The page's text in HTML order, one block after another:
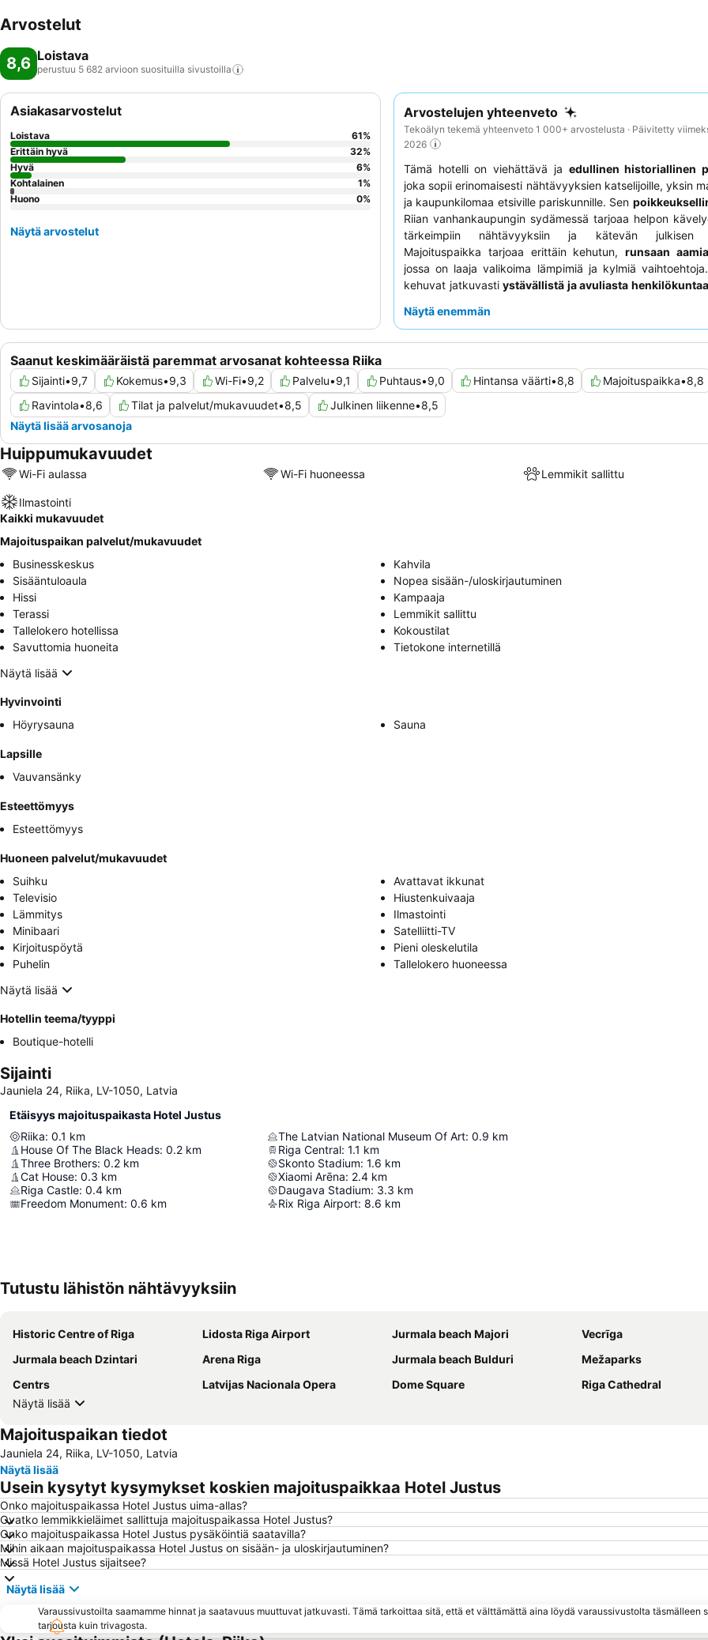
Arvostelut
8,6 Loistava
perustuu 5 682 arvioon suosituilla sivustoilla
Arvostelujen yhteenveto
Tekoälyn tekemä yhteenveto 1 000+ arvostelusta · Päivitetty
2026
Tämä hotelli on viehättävä ja edullinen historiallinen
joka sopii erinomaisesti nähtävyyksien katselijoille, yksin
ja kaupunkilomaa etsiville pariskunnille. Sen
Riian vanhankaupungin sydämessä tarjoaa helpon
tärkeimpiin nähtävyyksiin ja kätevän julkisen
Majoituspaikka tarjoaa erittäin kehutun,runsaan
jossa on laaja valikoima lämpimiä ja kylmiä
kehuvat jatkuvasti ystävällistä ja avuliasta henkilökuntaa
tehokkuudestaan. Hiljaisempaa kokemusta varten
Näytä enemmän
Saanut keskimääräistä paremmat arvosanat kohteessa Riika
Sijainti•9,7 Kokemus•9,3 Wi-Fi•9,2 Palvelu•9,1 Puhtaus•9,0 Hintansa väärti•8,8 Majoituspaikka•8,8
Ravintola•8,6 Tilat ja palvelut/mukavuudet•8,5 Julkinen liikenne•8,5
Näytä lisää arvosanoja
Asiakasarvostelut
Loistava 61%
Erittäin hyvä
32%
Hyvä
6%
Kohtalainen
1%
Huono
0%
Näytä arvostelut
Huippumukavuudet
Wi-Fi aulassa Wi-Fi huoneessa Lemmikit sallittu
Ilmastointi
Kaikki mukavuudet
Majoituspaikan palvelut/mukavuudet
Businesskeskus
Kahvila
Sisääntuloaula
Nopea sisään-/uloskirjautuminen
Hissi
Kampaaja
Terassi
Lemmikit sallittu
Tallelokero hotellissa
Kokoustilat
Savuttomia huoneita
Tietokone internetillä
Näytä lisää
Hyvinvointi
Höyrysauna
Sauna
Lapsille
Vauvansänky
Esteettömyys
Esteettömyys
Huoneen palvelut/mukavuudet
Suihku
Avattavat ikkunat
Televisio
Hiustenkuivaaja
Lämmitys
Ilmastointi
Minibaari
Satelliitti-TV
Kirjoituspöytä
Pieni oleskelutila
Puhelin
Tallelokero huoneessa
Näytä lisää
Hotellin teema/tyyppi
Boutique-hotelli
Sijainti
Jauniela 24, Riika, LV-1050, Latvia
Etäisyys majoituspaikasta Hotel Justus
Riika: 0.1 km
House Of The Black Heads: 0.2 km
Three Brothers: 0.2 km
Cat House: 0.3 km
Riga Castle: 0.4 km
Freedom Monument: 0.6 km
The Latvian National Museum Of Art: 0.9 km
Riga Central: 1.1 km
Skonto Stadium: 1.6 km
Xiaomi Arēna: 2.4 km
Daugava Stadium: 3.3 km
Rix Riga Airport: 8.6 km
Tutustu lähistön nähtävyyksiin
Historic Centre of Riga Lidosta Riga Airport Jurmala beach Majori
Vecrīga
Jurmala beach Dzintari
Arena Riga Jurmala beach Bulduri
Mežaparks
Centrs
Latvijas Nacionala Opera Dome Square
Riga Cathedral
Näytä lisää
Majoituspaikan tiedot
Jauniela 24, Riika, LV-1050, Latvia
Näytä lisää
Usein kysytyt kysymykset koskien majoituspaikkaa Hotel Justus
Onko majoituspaikassa Hotel Justus uima-allas?
Ovatko lemmikkieläimet sallittuja majoituspaikassa Hotel Justus?
Onko majoituspaikassa Hotel Justus pysäköintiä saatavilla?
Mihin aikaan majoituspaikassa Hotel Justus on sisään- ja uloskirjautuminen?
Missä Hotel Justus sijaitsee?
Näytä lisää
Varaussivustoilta saamamme hinnat ja saatavuus muuttuvat jatkuvasti. Tämä tarkoittaa sitä, että et välttämättä aina löydä varaussivustolta täsmälleen
tarjousta kuin trivagosta.